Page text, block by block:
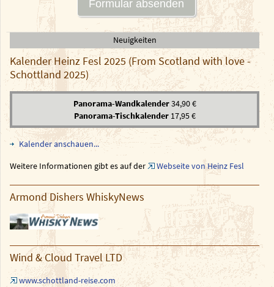
Neuigkeiten
Kalender Heinz Fesl 2025 (From Scotland with love -
Schottland 2025)
Panorama-Wandkalender34,90 €
Panorama-Tischkalender17,95 €
Kalender anschauen...
Weitere Informationen gibt es auf der
Webseite von Heinz Fesl
Armond Dishers WhiskyNews
Wind & Cloud Travel LTD
www.schottland-reise.com